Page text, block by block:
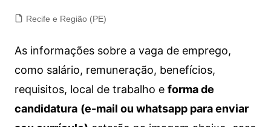
Recife e Região (PE)
As informações sobre a vaga de emprego,
como salário, remuneração, benefícios,
requisitos, local de trabalho e forma de
candidatura (e-mail ou whatsapp para enviar